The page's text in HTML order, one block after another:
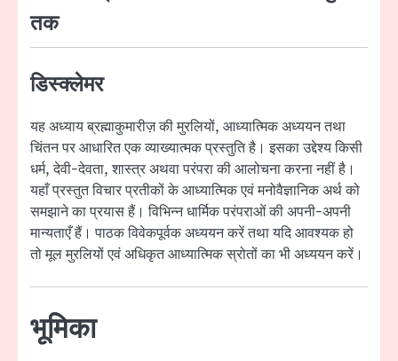
तक
डिस्क्लेमर
यह अध्याय ब्रह्माकुमारीज़ की मुरलियों, आध्यात्मिक अध्ययन तथा
चिंतन पर आधारित एक व्याख्यात्मक प्रस्तुति है। इसका उद्देश्य किसी
धर्म, देवी-देवता, शास्त्र अथवा परंपरा की आलोचना करना नहीं है।
यहाँ प्रस्तुत विचार प्रतीकों के आध्यात्मिक एवं मनोवैज्ञानिक अर्थ को
समझाने का प्रयास हैं। विभिन्न धार्मिक परंपराओं की अपनी-अपनी
मान्यताएँ हैं। पाठक विवेकपूर्वक अध्ययन करें तथा यदि आवश्यक हो
तो मूल मुरलियों एवं अधिकृत आध्यात्मिक स्रोतों का भी अध्ययन करें।
भूमिका